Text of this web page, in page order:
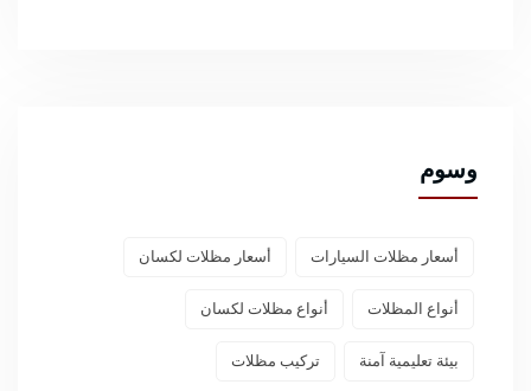
وسوم
أسعار مظلات السيارات أسعار مظلات لكسان
أنواع المظلات أنواع مظلات لكسان
بيئة تعليمية آمنة تركيب مظلات